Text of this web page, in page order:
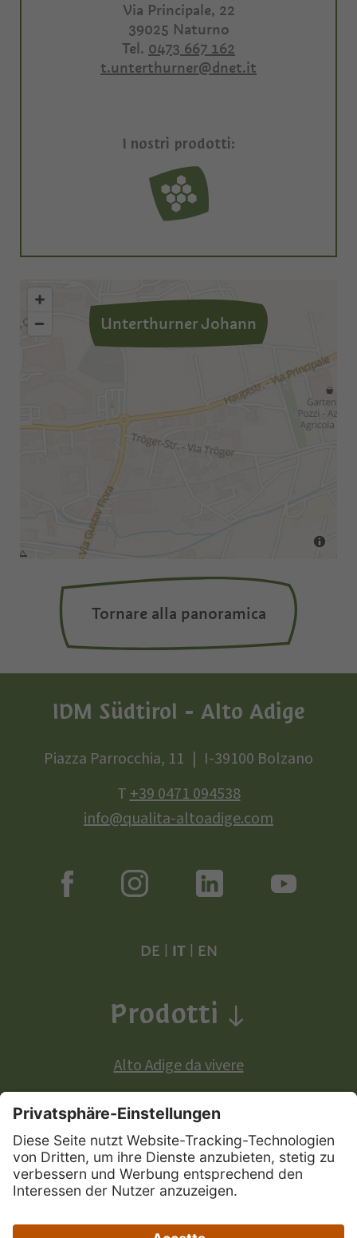
Via Principale, 22
39025 Naturno
Tel. 0473 667 162
t.unterthurner@dnet.it
I nostri prodotti:
Unterthurner Johann
Tornare alla panoramica
IDM Südtirol - Alto Adige
Piazza Parrocchia, 11
I-39100 Bolzano
T+39 0471 094538
info@qualita-altoadige.com
DE IT| EN
Prodotti
Alto Adige da vivere
Prodotti a denominazione di origine europea: